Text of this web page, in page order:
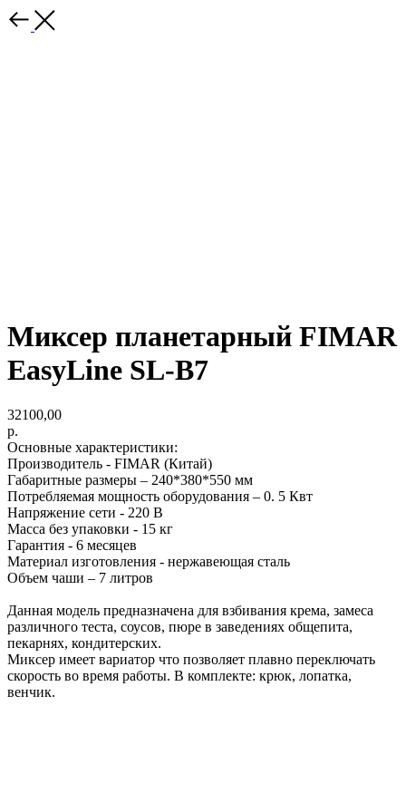
Миксер планетарный FIMAR
EasyLine SL-B7
32100,00
р.
Основные характеристики:
Производитель - FIMAR (Китай)
Габаритные размеры – 240*380*550 мм
Потребляемая мощность оборудования – 0. 5 Квт
Напряжение сети - 220 В
Масса без упаковки - 15 кг
Гарантия - 6 месяцев
Материал изготовления - нержавеющая сталь
Объем чаши – 7 литров
Данная модель предназначена для взбивания крема, замеса
различного теста, соусов, пюре в заведениях общепита,
пекарнях, кондитерских.
Миксер имеет вариатор что позволяет плавно переключать
скорость во время работы. В комплекте: крюк, лопатка,
венчик.